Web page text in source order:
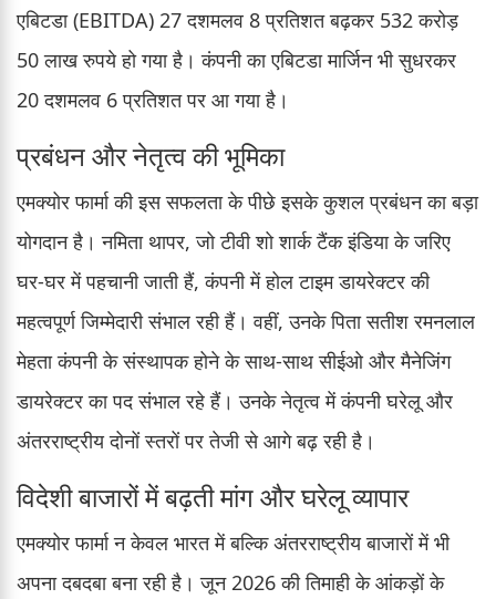
एबिटडा (EBITDA) 27 दशमलव 8 प्रतिशत बढ़कर 532 करोड़
50 लाख रुपये हो गया है। कंपनी का एबिटडा मार्जिन भी सुधरकर
20 दशमलव 6 प्रतिशत पर आ गया है।
प्रबंधन और नेतृत्व की भूमिका
एमक्योर फार्मा की इस सफलता के पीछे इसके कुशल प्रबंधन का बड़ा
योगदान है। नमिता थापर, जो टीवी शो शार्क टैंक इंडिया के जरिए
घर-घर में पहचानी जाती हैं, कंपनी में होल टाइम डायरेक्टर की
महत्वपूर्ण जिम्मेदारी संभाल रही हैं। वहीं, उनके पिता सतीश रमनलाल
मेहता कंपनी के संस्थापक होने के साथ-साथ सीईओ और मैनेजिंग
डायरेक्टर का पद संभाल रहे हैं। उनके नेतृत्व में कंपनी घरेलू और
अंतरराष्ट्रीय दोनों स्तरों पर तेजी से आगे बढ़ रही है।
विदेशी बाजारों में बढ़ती मांग और घरेलू व्यापार
एमक्योर फार्मा न केवल भारत में बल्कि अंतरराष्ट्रीय बाजारों में भी
अपना दबदबा बना रही है। जून 2026 की तिमाही के आंकड़ों के